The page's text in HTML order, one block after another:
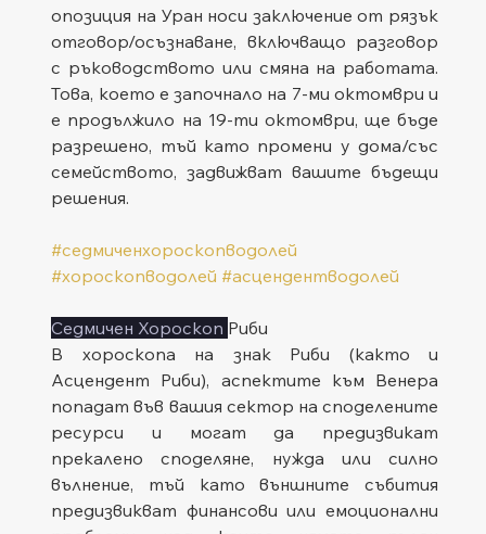
опозиция на Уран носи заключение от рязък
отговор/осъзнаване, включващо разговор
с ръководството или смяна на работата.
Това, което е започнало на 7-ми октомври и
е продължило на 19-ти октомври, ще бъде
разрешено, тъй като промени у дома/със
семейството, задвижват вашите бъдещи
решения.
#седмиченхороскопводолей
#хороскопводолей #асцендентводолей
Седмичен Хороскоп Риби
В хороскопа на знак Риби (както и
Асцендент Риби), аспектите към Венера
попадат във вашия сектор на споделените
ресурси и могат да предизвикат
прекалено споделяне, нужда или силно
вълнение, тъй като външните събития
предизвикват финансови или емоционални